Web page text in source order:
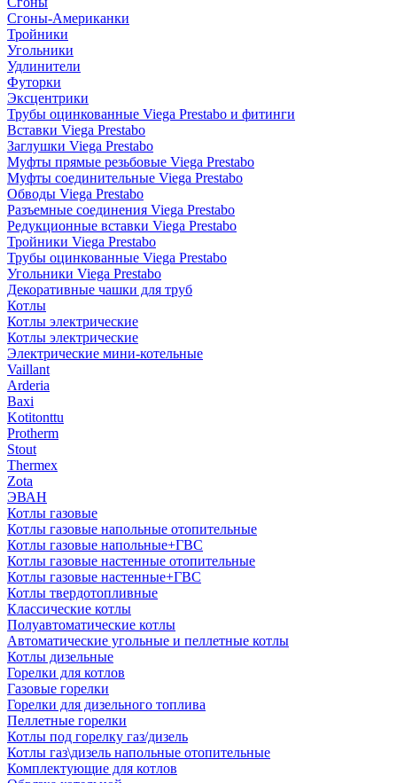
Сгоны-Американки
Тройники
Угольники
Удлинители
Футорки
Эксцентрики
Трубы оцинкованные Viega Prestabo и фитинги
Вставки Viega Prestabo
Заглушки Viega Prestabo
Муфты прямые резьбовые Viega Prestabo
Муфты соединительные Viega Prestabo
Обводы Viega Prestabo
Разъемные соединения Viega Prestabo
Редукционные вставки Viega Prestabo
Тройники Viega Prestabo
Трубы оцинкованные Viega Prestabo
Угольники Viega Prestabo
Декоративные чашки для труб
Котлы
Котлы электрические
Котлы электрические
Электрические мини-котельные
Vaillant
Arderia
Baxi
Kotitonttu
Protherm
Stout
Thermex
Zota
ЭВАН
Котлы газовые
Котлы газовые напольные отопительные
Котлы газовые напольные+ГВС
Котлы газовые настенные отопительные
Котлы газовые настенные+ГВС
Котлы твердотопливные
Классические котлы
Полуавтоматические котлы
Автоматические угольные и пеллетные котлы
Котлы дизельные
Горелки для котлов
Газовые горелки
Горелки для дизельного топлива
Пеллетные горелки
Котлы под горелку газ/дизель
Котлы газ\дизель напольные отопительные
Комплектующие для котлов